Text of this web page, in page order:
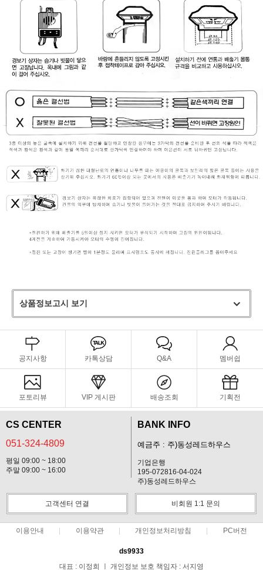
상품정보고시 보기
공지사항 카톡상담 Q&A 멤버쉽
포토리뷰 VIP 게시판 배송조회 기획전
CS CENTER
051-324-4809
평일 09:00 ~ 18:00
주말 09:00 ~ 16:00
BANK INFO
예금주 : 주)동성레드하우스
기업은행
195-072816-04-024
주)동성레드하우스
고객센터 연결 비회원 1:1 문의
이용안내 이용약관 개인정보처리방침 PC버전
ds9933
대표 : 이정희 ㅣ 개인정보 보호 책임자 : 서지영